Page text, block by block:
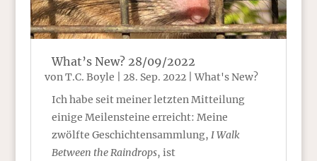
What’s New? 28/09/2022
von T.C. Boyle 28. Sep. 2022|What's New?
Ich habe seit meiner letzten Mitteilung
einige Meilensteine erreicht: Meine
zwölfte Geschichtensammlung, I Walk
Between the Raindrops, ist